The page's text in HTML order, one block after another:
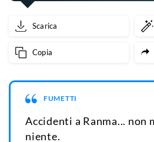
Scarica
Copia
FUMETTI
Accidenti a Ranma... non
niente.